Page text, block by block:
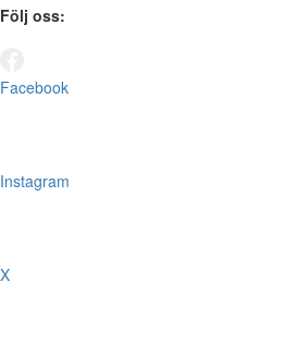
Följ oss:
Facebook
Instagram
X